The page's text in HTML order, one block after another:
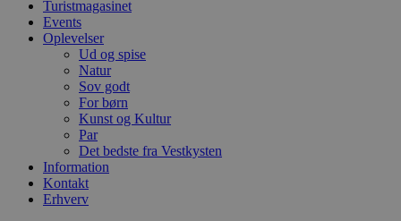
Turistmagasinet
Events
Oplevelser
Ud og spise
Natur
Sov godt
For børn
Kunst og Kultur
Par
Det bedste fra Vestkysten
Information
Kontakt
Erhverv